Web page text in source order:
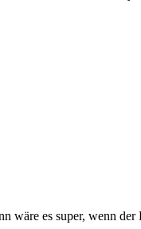
wäre es super, wenn